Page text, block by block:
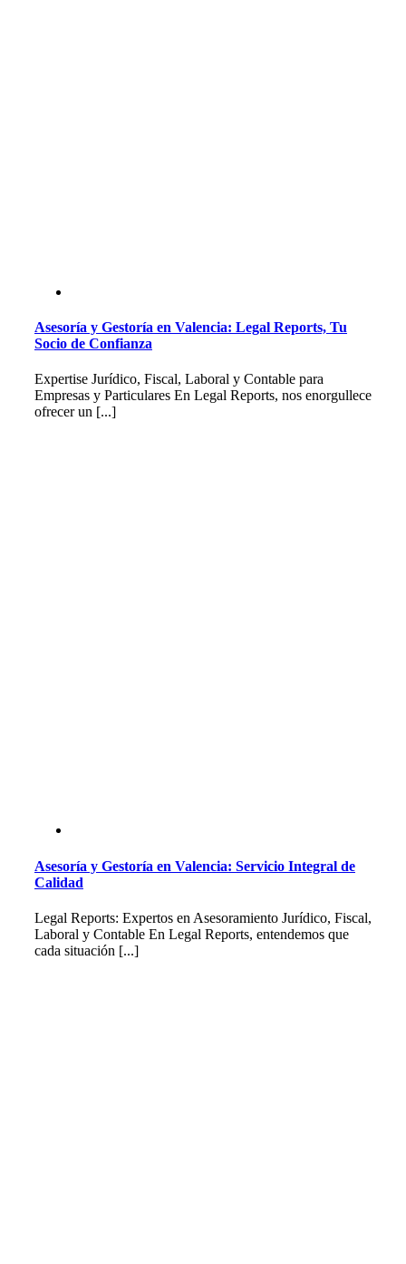
Asesoría y Gestoría en Valencia: Legal Reports, Tu
Socio de Confianza
Expertise Jurídico, Fiscal, Laboral y Contable para
Empresas y Particulares En Legal Reports, nos enorgullece
ofrecer un [...]
Asesoría y Gestoría en Valencia: Servicio Integral de
Calidad
Legal Reports: Expertos en Asesoramiento Jurídico, Fiscal,
Laboral y Contable En Legal Reports, entendemos que
cada situación [...]